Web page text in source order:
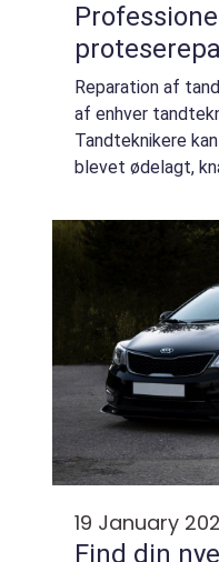
Reparation af
af enhver
Tandteknikere
blevet ødelagt,
beskadiget som
19 January
Find din